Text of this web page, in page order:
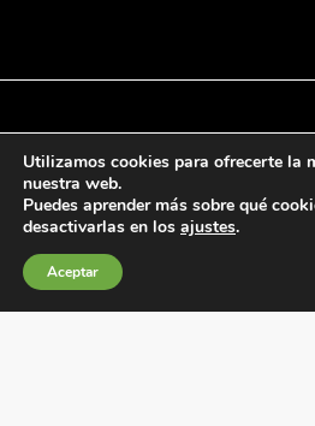
Política de
Canales de
Utilizamos cookies para ofrecerte la
nuestra web.
Puedes aprender más sobre qué
desactivarlas en los ajustes.
Aceptar